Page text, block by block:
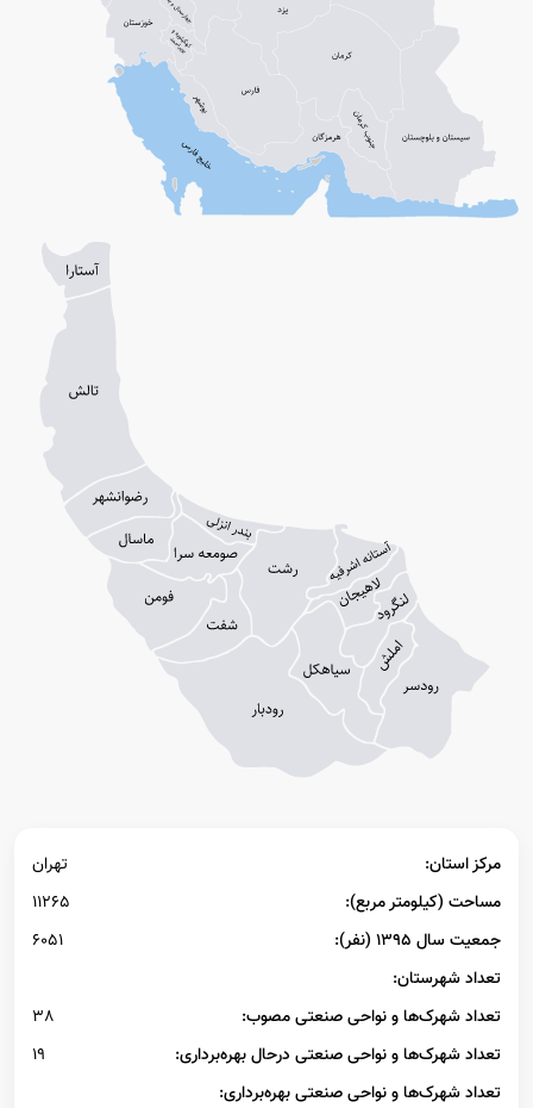
مرکز استان:
تهران
مساحت (کیلومتر مربع):
11265
جمعیت سال ۱۳۹۵ (نفر):
6051
تعداد شهرستان:
تعداد شهرک‌ها و نواحی صنعتی مصوب:
38
تعداد شهرک‌ها و نواحی صنعتی درحال بهره‌برداری:
19
تعداد شهرک‌ها و نواحی صنعتی بهره‌برداری: